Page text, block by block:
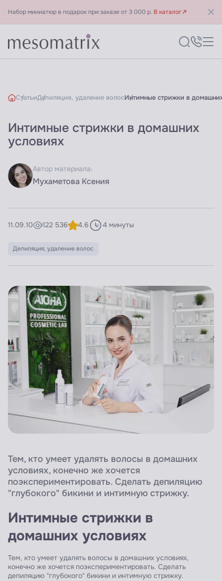
Набор миниатюр в подарок при заказе от 3 000 р. В каталог
СтатьиДепиляция, удаление волосИнтимные стрижки в
Интимные стрижки в домашних
условиях
Автор материала:
Мухаметова Ксения
11.09.10 122 536 4.6 4 минуты
Депиляция, удаление волос
Тем, кто умеет удалять волосы в домашних
условиях, конечно же хочется
поэкспериментировать. Сделать депиляцию
"глубокого" бикини и интимную стрижку.
Интимные стрижки в
домашних условиях
Тем, кто умеет удалять волосы в домашних условиях,
конечно же хочется поэкспериментировать. Сделать
депиляцию "глубокого" бикини и интимную стрижку.